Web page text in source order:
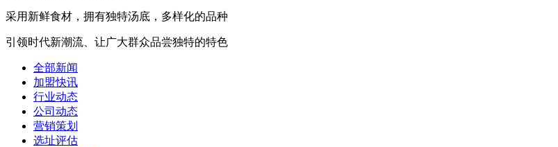
采用新鲜食材，拥有独特汤底，多样化的品种
引领时代新潮流、让广大群众品尝独特的特色
全部新闻
加盟快讯
行业动态
公司动态
营销策划
选址评估